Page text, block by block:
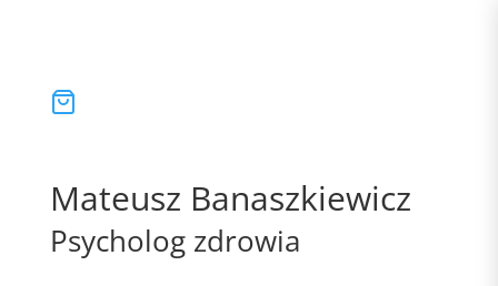
Mateusz Banaszkiewicz
Psycholog zdrowia